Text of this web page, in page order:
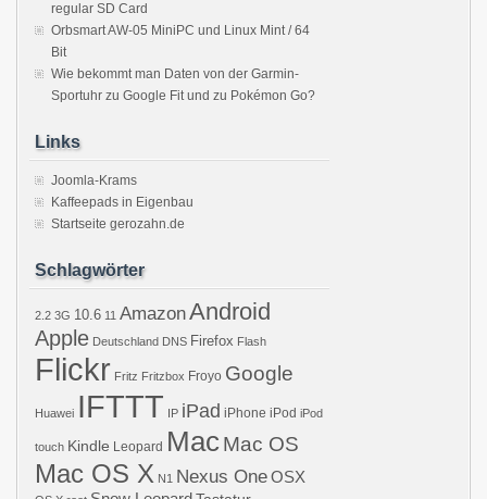
regular SD Card
Orbsmart AW-05 MiniPC und Linux Mint / 64
Bit
Wie bekommt man Daten von der Garmin-
Sportuhr zu Google Fit und zu Pokémon Go?
Links
Joomla-Krams
Kaffeepads in Eigenbau
Startseite gerozahn.de
Schlagwörter
2.2 3G 10.6 11 AmazonAndroid
Apple Deutschland DNS Firefox Flash
Flickr Fritz Fritzbox Froyo Google
Huawei IFTTT IP iPad iPhone iPod iPod
touch Kindle Leopard MacMac OS
Mac OS X N1 Nexus OneOSX